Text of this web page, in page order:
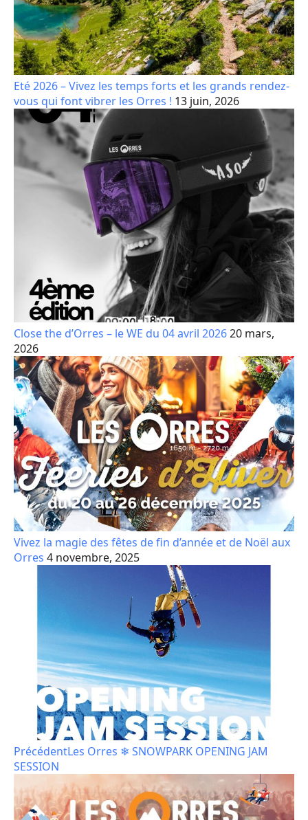
Eté 2026 – Vivez les temps forts et les grands rendez-
vous qui font vibrer les Orres ! 13 juin, 2026
Close the d’Orres – le WE du 04 avril 202620 mars,
2026
Vivez la magie des fêtes de fin d’année et de Noël aux
Orres 4 novembre, 2025
PrécédentLes Orres ❄ SNOWPARK OPENING JAM
SESSION